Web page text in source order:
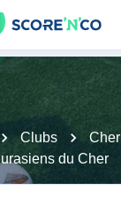
Clubs
Cher
du Cher